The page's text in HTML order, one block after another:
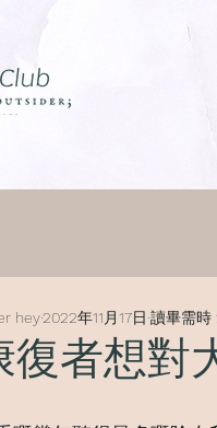
復者想對
hey2022年11月17日 讀畢需時